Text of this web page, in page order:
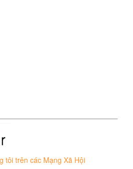
tôi trên các Mạng Xã Hội